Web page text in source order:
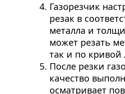
Газорезчик
резак в
металла и
может резать
так и по кривой
После резки
качество
осматривает